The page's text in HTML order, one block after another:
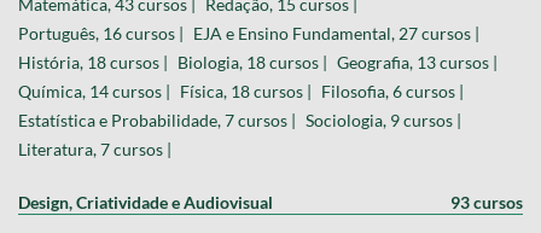
Matemática, 43 cursos | Redação, 15 cursos |
Português, 16 cursos | EJA e Ensino Fundamental, 27 cursos |
História, 18 cursos | Biologia, 18 cursos | Geografia, 13 cursos |
Química, 14 cursos | Física, 18 cursos | Filosofia, 6 cursos |
Estatística e Probabilidade, 7 cursos | Sociologia, 9 cursos |
Literatura, 7 cursos |
Design, Criatividade e Audiovisual 93 cursos